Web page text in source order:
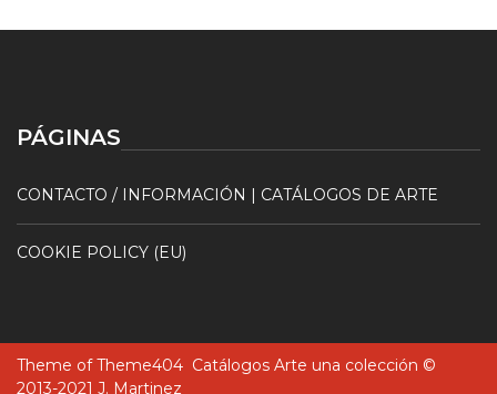
PÁGINAS
CONTACTO / INFORMACIÓN | CATÁLOGOS DE ARTE
COOKIE POLICY (EU)
Theme ofTheme404 Catálogos Arte una colección ©
2013-2021 J. Martinez